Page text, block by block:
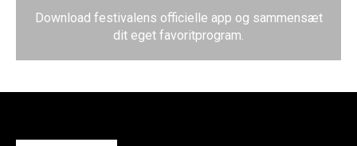
Download festivalens officielle app og sammensæt
dit eget favoritprogram.